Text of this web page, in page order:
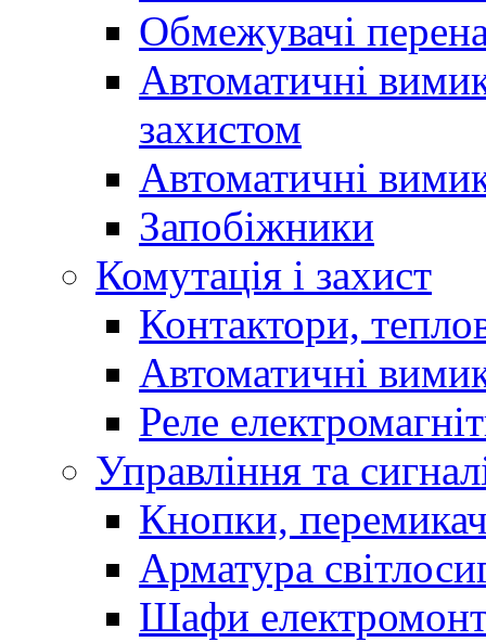
Обмежувачі
Автоматичні
захистом
Автоматичні
Запобіжники
Комутація і захист
Контактори,
Автоматичні
Реле
Управління та
Кнопки,
Арматура
Шафи